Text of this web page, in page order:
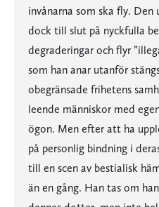
invånarna som ska fly.
dock till slut på nyckfulla
degraderingar och flyr
som han anar utanför
obegränsade frihetens
leende människor med
ögon. Men efter att ha
på personlig bindning i
till en scen av bestialisk
än en gång. Han tas om